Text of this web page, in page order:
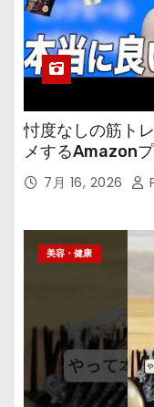
忖度なしの筋ト
メするAmazon
の 7月 16, 2026
美容・健康